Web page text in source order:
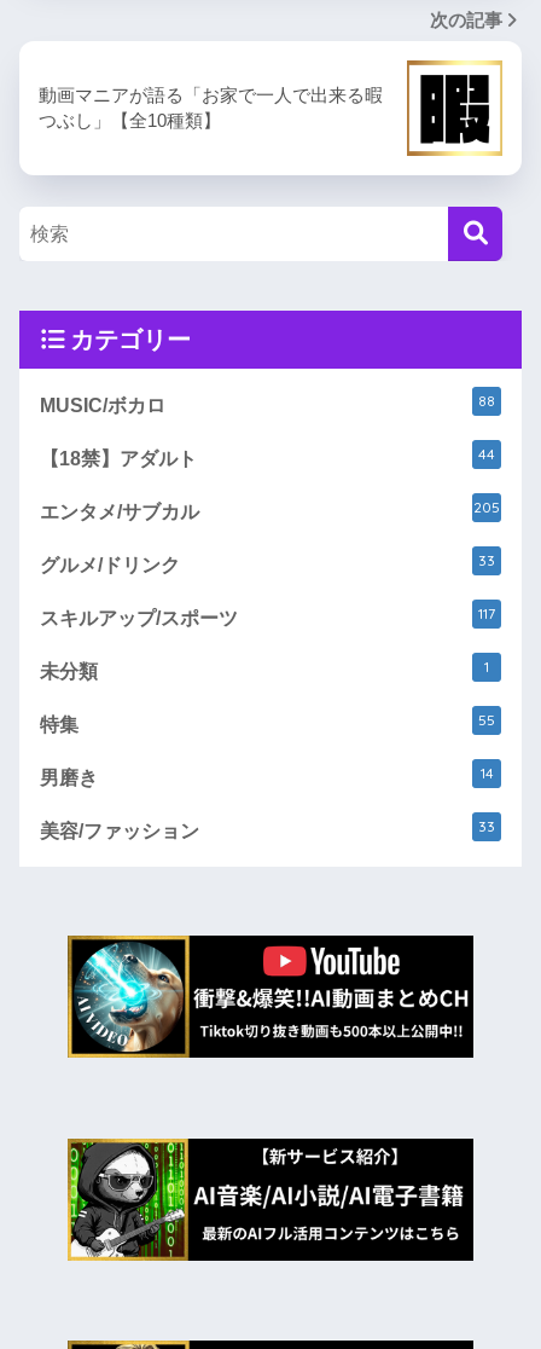
次の記事
動画マニアが語る「お家で一人で出来る暇
つぶし」【全10種類】
カテゴリー
MUSIC/ボカロ 88
【18禁】アダルト 44
エンタメ/サブカル 205
グルメ/ドリンク 33
スキルアップ/スポーツ 117
未分類 1
特集 55
男磨き 14
美容/ファッション 33